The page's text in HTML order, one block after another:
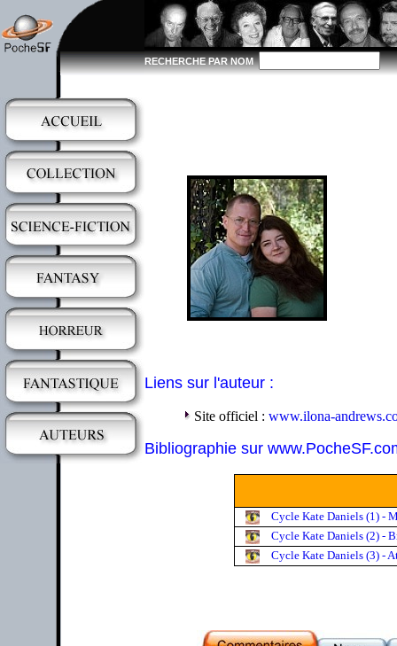
RECHERCHE PAR NOM
Liens sur l'auteur :
Site officiel : www.ilona-
Bibliographie sur
Cycle Kate Daniels (1) -
Cycle Kate Daniels (2) -
Cycle Kate Daniels (3) -